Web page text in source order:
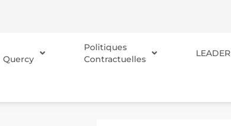
Quercy
Politiques
Contractuelles
LEADER